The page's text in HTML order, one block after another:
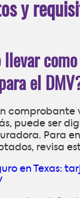
y
llevar
el
comprobante
puede ser
Para
revisa
en Texas: